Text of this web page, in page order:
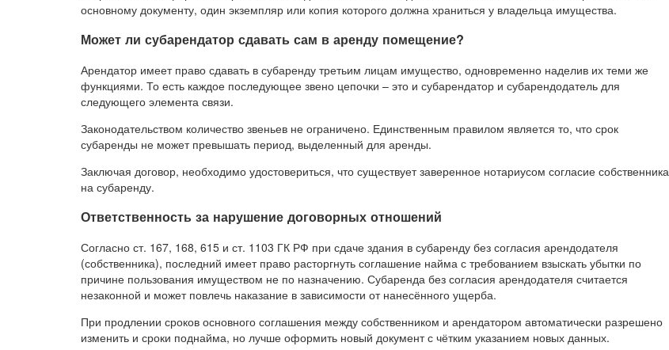
основному документу, один экземпляр или копия которого должна храниться у владельца имущества.
Может ли субарендатор сдавать сам в аренду помещение?
Арендатор имеет право сдавать в субаренду третьим лицам имущество, одновременно наделив их теми же
функциями. То есть каждое последующее звено цепочки – это и субарендатор и субарендодатель для
следующего элемента связи.
Законодательством количество звеньев не ограничено. Единственным правилом является то, что срок
субаренды не может превышать период, выделенный для аренды.
Заключая договор, необходимо удостовериться, что существует заверенное нотариусом согласие собственника
на субаренду.
Ответственность за нарушение договорных отношений
Согласно ст. 167, 168, 615 и ст. 1103 ГК РФ при сдаче здания в субаренду без согласия арендодателя
(собственника), последний имеет право расторгнуть соглашение найма с требованием взыскать убытки по
причине пользования имуществом не по назначению. Субаренда без согласия арендодателя считается
незаконной и может повлечь наказание в зависимости от нанесённого ущерба.
При продлении сроков основного соглашения между собственником и арендатором автоматически разрешено
изменить и сроки поднайма, но лучше оформить новый документ с чётким указанием новых данных.